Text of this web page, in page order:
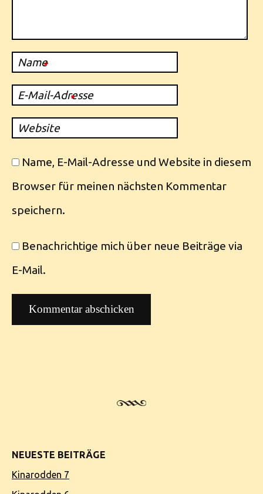
Name
*
E-Mail-Adresse
*
Website
Name, E-Mail-Adresse und Website in diesem
Browser für meinen nächsten Kommentar
speichern.
Benachrichtige mich über neue Beiträge via
E-Mail.
NEUESTE BEITRÄGE
Kinarodden 7